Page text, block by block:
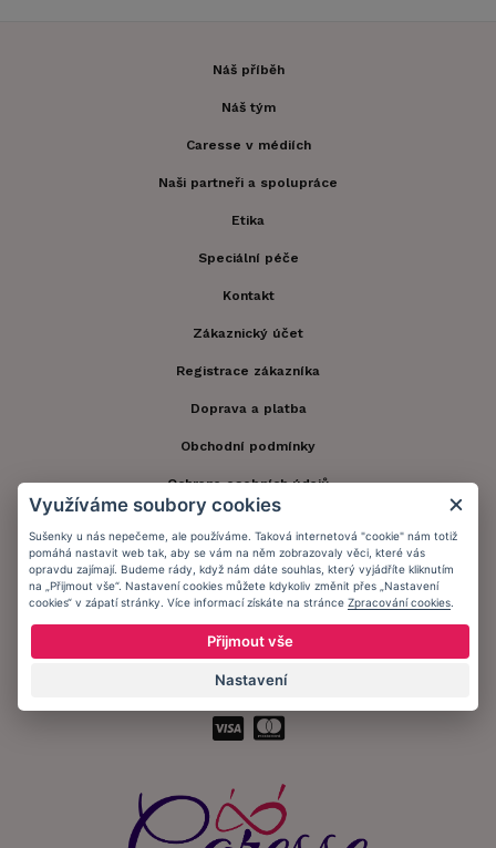
Náš příběh
Náš tým
Caresse v médiích
Naši partneři a spolupráce
Etika
Speciální péče
Kontakt
Zákaznický účet
Registrace zákazníka
Doprava a platba
Obchodní podmínky
Ochrana osobních údajů
Zůstaňte s námi v kontaktu.
Přijímáme platby:
Využíváme soubory cookies
Sušenky u nás nepečeme, ale používáme. Taková internetová "cookie" nám totiž
pomáhá nastavit web tak, aby se vám na něm zobrazovaly věci, které vás
opravdu zajímají. Budeme rády, když nám dáte souhlas, který vyjádříte kliknutím
na „Přijmout vše“. Nastavení cookies můžete kdykoliv změnit přes „Nastavení
cookies“ v zápatí stránky. Více informací získáte na stránce Zpracování cookies
Přijmout vše
Nastavení